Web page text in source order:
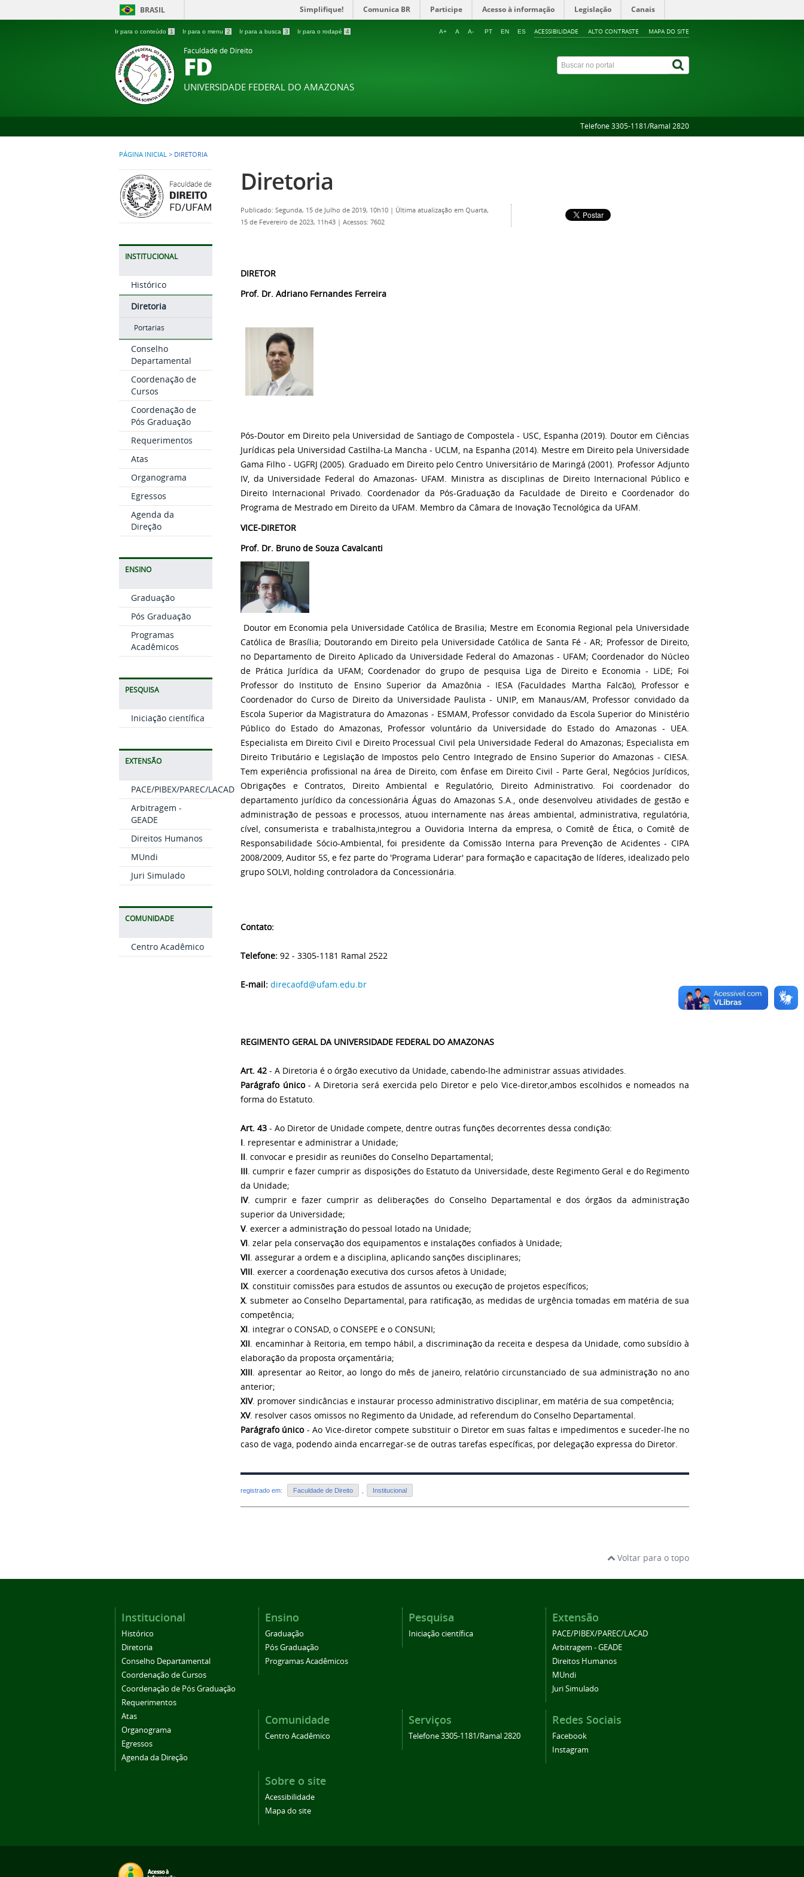
BRASIL Simplifique! Comunica BR Participe Acesso à informação Legislação Canais
Ir para o conteúdo 1 Ir para o menu 2 Ir para a busca 3 Ir para o rodapé 4 ACESSIBILIDADE ALTO CONTRASTE MAPA DO SITE
A+ A A- PT EN ES
Faculdade de Direito
FD
UNIVERSIDADE FEDERAL DO AMAZONAS
Telefone 3305-1181/Ramal 2820
PÁGINA INICIAL > DIRETORIA
INSTITUCIONAL
Histórico
Diretoria
Portarias
Conselho
Departamental
Coordenação de
Cursos
Coordenação de
Pós Graduação
Requerimentos
Atas
Organograma
Egressos
Agenda da
Direção
ENSINO
Graduação
Pós Graduação
Programas
Acadêmicos
PESQUISA
Iniciação científica
EXTENSÃO
PACE/PIBEX/PAREC/LACAD
Arbitragem -
GEADE
Direitos Humanos
MUndi
Juri Simulado
COMUNIDADE
Centro Acadêmico
Diretoria
Publicado: Segunda, 15 de Julho de 2019, 10h10 | Última atualização em Quarta,
15 de Fevereiro de 2023, 11h43 | Acessos: 7602
DIRETOR
Prof. Dr. Adriano Fernandes Ferreira
Pós-Doutor em Direito pela Universidad de Santiago de Compostela - USC, Espanha (2019). Doutor em Ciências
Jurídicas pela Universidad Castilha-La Mancha - UCLM, na Espanha (2014). Mestre em Direito pela Universidade
Gama Filho - UGFRJ (2005). Graduado em Direito pelo Centro Universitário de Maringá (2001). Professor Adjunto
IV, da Universidade Federal do Amazonas- UFAM. Ministra as disciplinas de Direito Internacional Público e
Direito Internacional Privado. Coordenador da Pós-Graduação da Faculdade de Direito e Coordenador do
Programa de Mestrado em Direito da UFAM. Membro da Câmara de Inovação Tecnológica da UFAM.
VICE-DIRETOR
Prof. Dr. Bruno de Souza Cavalcanti
Doutor em Economia pela Universidade Católica de Brasilia; Mestre em Economia Regional pela Universidade
Católica de Brasília; Doutorando em Direito pela Universidade Católica de Santa Fé - AR; Professor de Direito,
no Departamento de Direito Aplicado da Universidade Federal do Amazonas - UFAM; Coordenador do Núcleo
de Prática Jurídica da UFAM; Coordenador do grupo de pesquisa Liga de Direito e Economia - LiDE; Foi
Professor do Instituto de Ensino Superior da Amazônia - IESA (Faculdades Martha Falcão), Professor e
Coordenador do Curso de Direito da Universidade Paulista - UNIP, em Manaus/AM, Professor convidado da
Escola Superior da Magistratura do Amazonas - ESMAM, Professor convidado da Escola Superior do Ministério
Público do Estado do Amazonas, Professor voluntário da Universidade do Estado do Amazonas - UEA.
Especialista em Direito Civil e Direito Processual Civil pela Universidade Federal do Amazonas; Especialista em
Direito Tributário e Legislação de Impostos pelo Centro Integrado de Ensino Superior do Amazonas - CIESA.
Tem experiência profissional na área de Direito, com ênfase em Direito Civil - Parte Geral, Negócios Jurídicos,
Obrigações e Contratos, Direito Ambiental e Regulatório, Direito Administrativo. Foi coordenador do
departamento jurídico da concessionária Águas do Amazonas S.A., onde desenvolveu atividades de gestão e
administração de pessoas e processos, atuou internamente nas áreas ambiental, administrativa, regulatória,
cível, consumerista e trabalhista,integrou a Ouvidoria Interna da empresa, o Comitê de Ética, o Comitê de
Responsabilidade Sócio-Ambiental, foi presidente da Comissão Interna para Prevenção de Acidentes - CIPA
2008/2009, Auditor 5S, e fez parte do 'Programa Liderar' para formação e capacitação de líderes, idealizado pelo
grupo SOLVI, holding controladora da Concessionária.
Contato:
Telefone: 92 - 3305-1181 Ramal 2522
E-mail: direcaofd@ufam.edu.br
REGIMENTO GERAL DA UNIVERSIDADE FEDERAL DO AMAZONAS
Art. 42 - A Diretoria é o órgão executivo da Unidade, cabendo-lhe administrar assuas atividades.
Parágrafo único- A Diretoria será exercida pelo Diretor e pelo Vice-diretor,ambos escolhidos e nomeados na
forma do Estatuto.
Art. 43 - Ao Diretor de Unidade compete, dentre outras funções decorrentes dessa condição:
I. representar e administrar a Unidade;
II. convocar e presidir as reuniões do Conselho Departamental;
III. cumprir e fazer cumprir as disposições do Estatuto da Universidade, deste Regimento Geral e do Regimento
da Unidade;
IV. cumprir e fazer cumprir as deliberações do Conselho Departamental e dos órgãos da administração
superior da Universidade;
V. exercer a administração do pessoal lotado na Unidade;
VI. zelar pela conservação dos equipamentos e instalações confiados à Unidade;
VII. assegurar a ordem e a disciplina, aplicando sanções disciplinares;
VIII. exercer a coordenação executiva dos cursos afetos à Unidade;
IX. constituir comissões para estudos de assuntos ou execução de projetos específicos;
X. submeter ao Conselho Departamental, para ratificação, as medidas de urgência tomadas em matéria de sua
competência;
XI. integrar o CONSAD, o CONSEPE e o CONSUNI;
XII. encaminhar à Reitoria, em tempo hábil, a discriminação da receita e despesa da Unidade, como subsídio à
elaboração da proposta orçamentária;
XIII. apresentar ao Reitor, ao longo do mês de janeiro, relatório circunstanciado de sua administração no ano
anterior;
XIV. promover sindicâncias e instaurar processo administrativo disciplinar, em matéria de sua competência;
XV. resolver casos omissos no Regimento da Unidade, ad referendum do Conselho Departamental.
Parágrafo único- Ao Vice-diretor compete substituir o Diretor em suas faltas e impedimentos e suceder-lhe no
caso de vaga, podendo ainda encarregar-se de outras tarefas específicas, por delegação expressa do Diretor.
registrado em: Faculdade de Direito , Institucional
Voltar para o topo
Institucional
Histórico
Diretoria
Conselho Departamental
Coordenação de Cursos
Coordenação de Pós Graduação
Requerimentos
Atas
Organograma
Egressos
Agenda da Direção
Ensino
Graduação
Pós Graduação
Programas Acadêmicos
Pesquisa
Iniciação científica
Extensão
PACE/PIBEX/PAREC/LACAD
Arbitragem - GEADE
Direitos Humanos
MUndi
Juri Simulado
Comunidade
Centro Acadêmico
Serviços
Telefone 3305-1181/Ramal 2820
Redes Sociais
Facebook
Instagram
Sobre o site
Acessibilidade
Mapa do site